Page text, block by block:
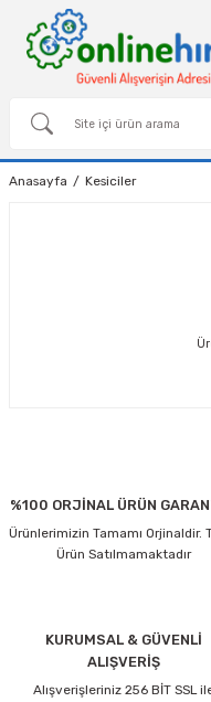
Anasayfa Kesiciler
%100 ORJİNAL ÜRÜN
Ürünlerimizin Tamamı Orjinaldir.
Ürün Satılmamaktadır
KURUMSAL & GÜVENLİ
ALIŞVERİŞ
Alışverişleriniz 256 BİT SSL